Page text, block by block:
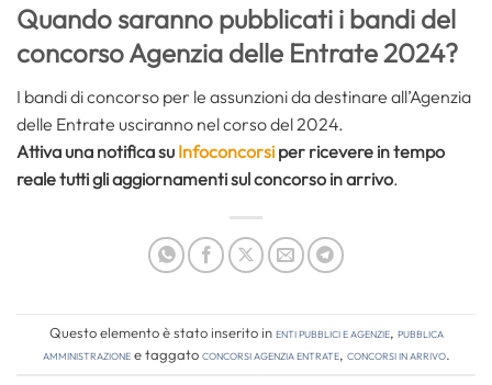
Quando saranno pubblicati i bandi del
concorso Agenzia delle Entrate 2024?
I bandi di concorso per le assunzioni da destinare all’Agenzia
delle Entrate usciranno nel corso del 2024.
Attiva una notifica su Infoconcorsi per ricevere in tempo
reale tutti gli aggiornamenti sul concorso in arrivo.
Questo elemento è stato inserito inEnti pubblici e agenzie, Pubblica
amministrazionee taggatoconcorsi agenzia entrate, concorsi in arrivo.